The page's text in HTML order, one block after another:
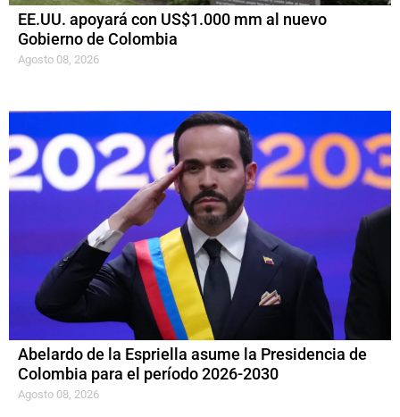
EE.UU. apoyará con US$1.000 mm al nuevo
Gobierno de Colombia
Agosto 08, 2026
Abelardo de la Espriella asume la Presidencia de
Colombia para el período 2026-2030
Agosto 08, 2026